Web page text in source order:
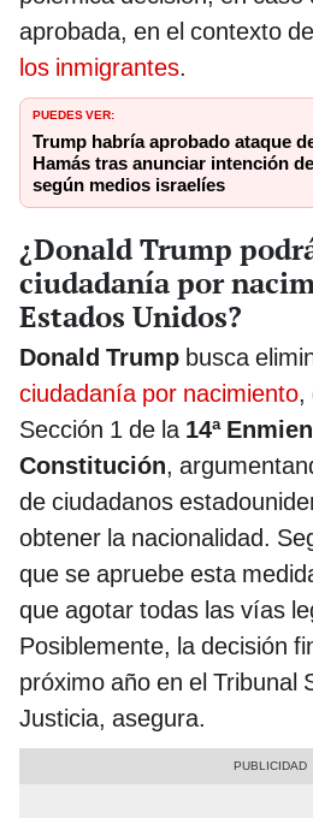
aprobada, en el contexto
los inmigrantes.
PUEDES VER:
Trump habría aprobado ataque
Hamás tras anunciar intención
según medios israelíes
¿Donald Trump
ciudadanía por
Estados Unidos?
Donald Trump busca
ciudadanía por nacimiento,
Sección 1 de la 14ª
Constitución,
de ciudadanos
obtener la nacionalidad.
que se apruebe esta
que agotar todas las vías
Posiblemente, la decisión
próximo año en el Tribunal
Justicia, asegura.